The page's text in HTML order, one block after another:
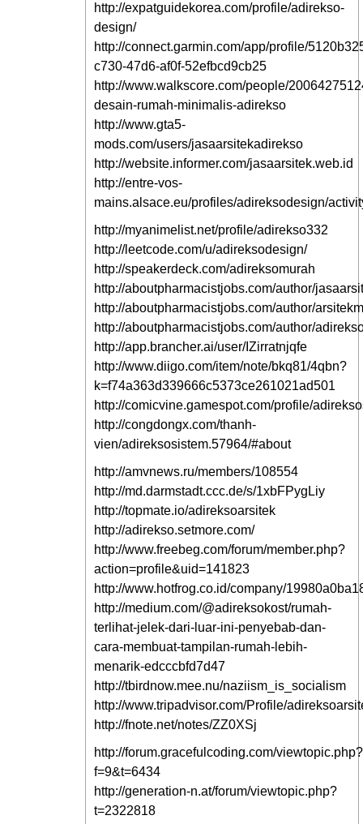
http://expatguidekorea.com/profile/adirekso-
design/
http://connect.garmin.com/app/profile/
c730-47d6-af0f-52efbcd9cb25
http://www.walkscore.com/people/
desain-rumah-minimalis-adirekso
http://www.gta5-
mods.com/users/jasaarsitekadirekso
http://website.informer.com/jasaarsitek.web.id
http://entre-vos-
mains.alsace.eu/profiles/adireksodesign/
http://myanimelist.net/profile/adirekso332
http://leetcode.com/u/adireksodesign/
http://speakerdeck.com/adireksomurah
http://aboutpharmacistjobs.com/author/
http://aboutpharmacistjobs.com/author/
http://aboutpharmacistjobs.com/author/
http://app.brancher.ai/user/IZirratnjqfe
http://www.diigo.com/item/note/bkq81/4qbn?
k=f74a363d339666c5373ce261021ad501
http://comicvine.gamespot.com/profile/
http://congdongx.com/thanh-
vien/adireksosistem.57964/#about
http://amvnews.ru/members/108554
http://md.darmstadt.ccc.de/s/1xbFPygLiy
http://topmate.io/adireksoarsitek
http://adirekso.setmore.com/
http://www.freebeg.com/forum/member.php?
action=profile&uid=141823
http://www.hotfrog.co.id/company/
http://medium.com/@adireksokost/rumah-
terlihat-jelek-dari-luar-ini-penyebab-dan-
cara-membuat-tampilan-rumah-lebih-
menarik-edcccbfd7d47
http://tbirdnow.mee.nu/naziism_is_socialism
http://www.tripadvisor.com/Profile/
http://fnote.net/notes/ZZ0XSj
http://forum.gracefulcoding.com/viewtopic.php?
f=9&t=6434
http://generation-n.at/forum/viewtopic.php?
t=2322818